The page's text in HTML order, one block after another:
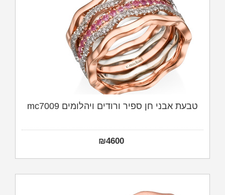
טבעת אבני חן ספיר ורודים ויהלומים mc7009
₪4600